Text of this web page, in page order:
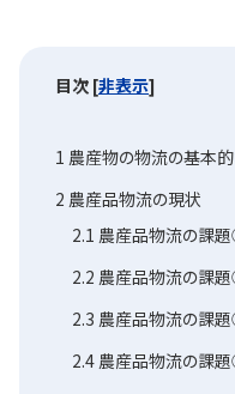
目次 [非表示]
1 農産物の物流の基本的
2 農産品物流の現状
2.1 農産品物流の課
2.2 農産品物流の課
2.3 農産品物流の課
2.4 農産品物流の課題